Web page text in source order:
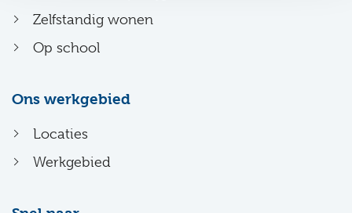
Zelfstandig wonen
Op school
Ons werkgebied
Locaties
Werkgebied